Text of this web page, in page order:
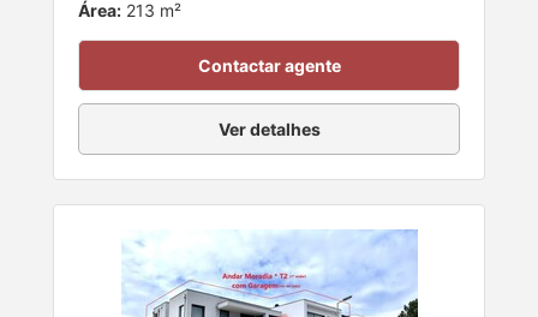
Área: 213 m²
Contactar agente
Ver detalhes